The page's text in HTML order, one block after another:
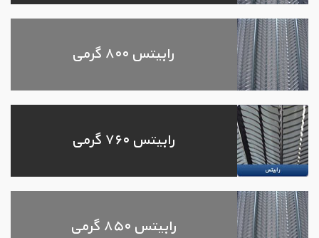
رابیتس ۸۰۰ گرمی
رابیتس ۷۶۰ گرمی
رابیتس ۸۵۰ گرمی